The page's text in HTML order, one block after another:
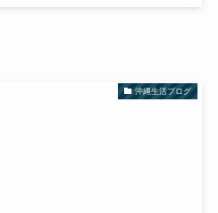
沖縄生活ブログ